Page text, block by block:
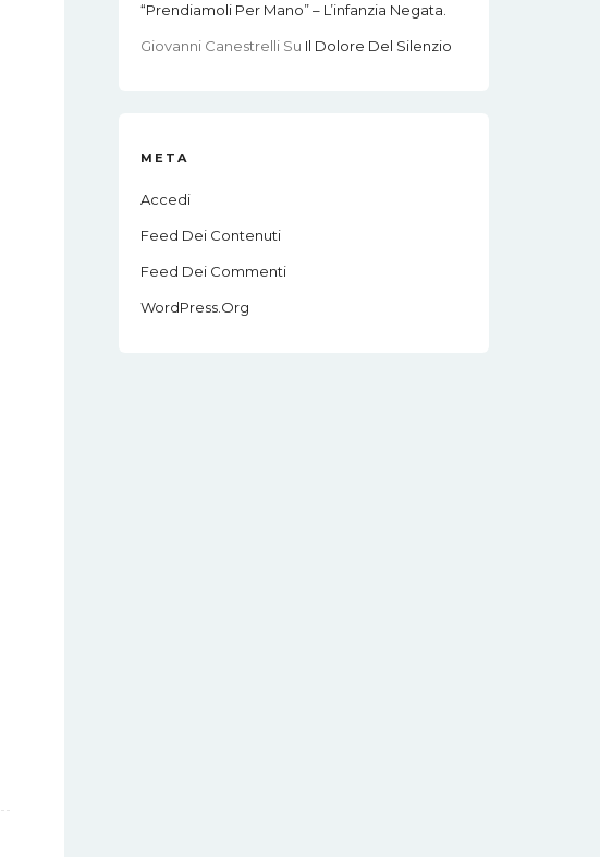
“Prendiamoli Per Mano” – L’infanzia Negata.
Giovanni Canestrelli Su Il Dolore Del Silenzio
META
Accedi
Feed Dei Contenuti
Feed Dei Commenti
WordPress.org